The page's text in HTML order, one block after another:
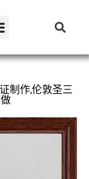
制作,伦敦圣三